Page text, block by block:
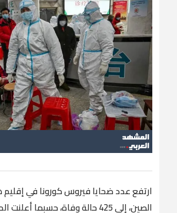
ارتفع عدد ضحايا فيروس كورونا في
الصين، إلى 425 حالة وفاة، حسبما